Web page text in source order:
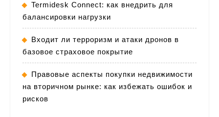
Termidesk Connect: как внедрить для
балансировки нагрузки
Входит ли терроризм и атаки дронов в
базовое страховое покрытие
Правовые аспекты покупки недвижимости
на вторичном рынке: как избежать ошибок и
рисков